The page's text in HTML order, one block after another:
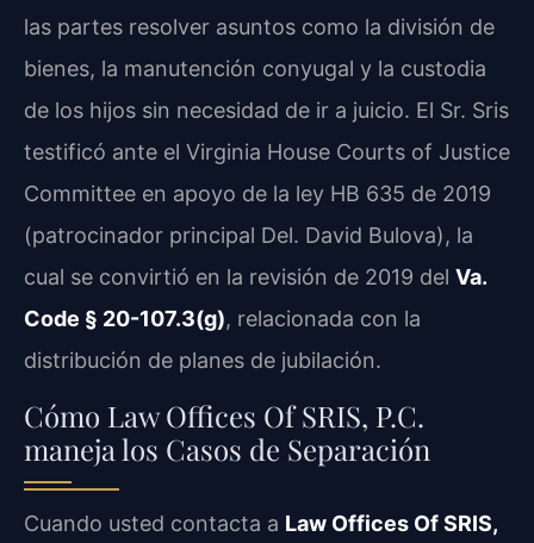
las partes resolver asuntos como la división de
bienes, la manutención conyugal y la custodia
de los hijos sin necesidad de ir a juicio. El Sr. Sris
testificó ante el Virginia House Courts of Justice
Committee en apoyo de la ley HB 635 de 2019
(patrocinador principal Del. David Bulova), la
cual se convirtió en la revisión de 2019 del Va.
Code § 20-107.3(g), relacionada con la
distribución de planes de jubilación.
Cómo Law Offices Of SRIS, P.C.
maneja los Casos de Separación
Cuando usted contacta a Law Offices Of SRIS,